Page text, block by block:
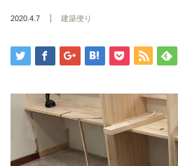
2020.4.7 建築便り